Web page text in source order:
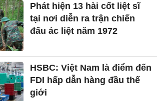
Phát hiện 13 hài cốt liệt sĩ
tại nơi diễn ra trận chiến
đấu ác liệt năm 1972
HSBC: Việt Nam là điểm đến
FDI hấp dẫn hàng đầu thế
giới